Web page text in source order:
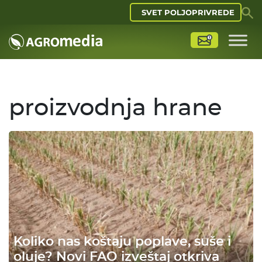
SVET POLJOPRIVREDE
proizvodnja hrane
Koliko nas koštaju poplave, suše i
oluje? Novi FAO izveštaj otkriva